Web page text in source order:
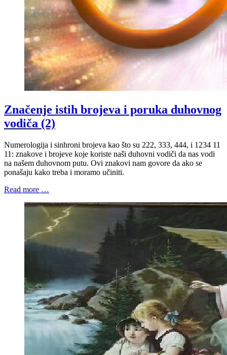
Značenje istih brojeva i poruka duhovnog
vodiča (2)
Numerologija i sinhroni brojeva kao što su 222, 333, 444, i 1234 11
11: znakove i brojeve koje koriste naši duhovni vodiči da nas vodi
na našem duhovnom putu. Ovi znakovi nam govore da ako se
ponašaju kako treba i moramo učiniti.
Read more …